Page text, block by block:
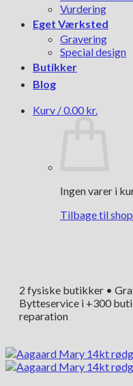
Vurdering
Eget Værksted
Gravering
Special design
Butikker
Blog
Kurv /0.00 kr.
Ingen varer i
Tilbage til
2 fysiske butikker •
Bytteservice i +300
reparation